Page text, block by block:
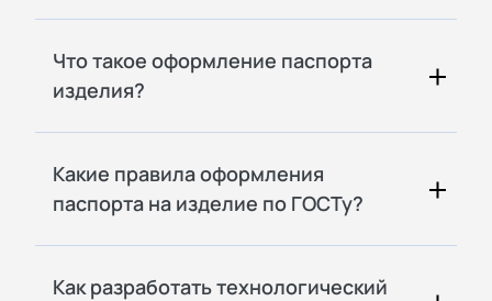
Что такое оформление паспорта
изделия?
Какие правила оформления
паспорта на изделие по ГОСТу?
Как разработать технологический